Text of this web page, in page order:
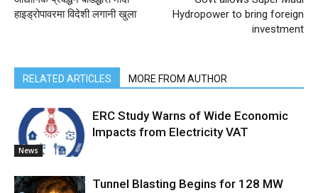
हाइड्रोपावरमा विदेशी लगानी खुला
Hydropower to bring foreign
investment
RELATED ARTICLES MORE FROM AUTHOR
News
ERC Study Warns of Wide Economic
Impacts from Electricity VAT
Tunnel Blasting Begins for 128 MW